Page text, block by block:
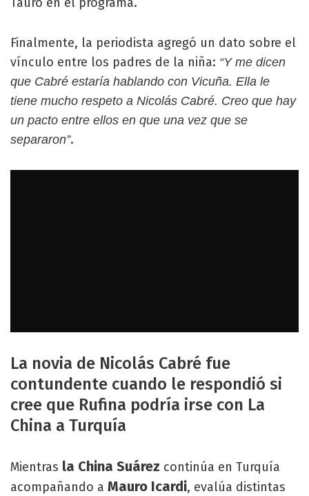
Finalmente, la periodista agregó un dato sobre el
vínculo entre los padres de la niña: “Y me dicen
que Cabré estaría hablando con Vicuña. Ella le
tiene mucho respeto a Nicolás Cabré. Creo que hay
un pacto entre ellos en que una vez que se
separaron”.
La novia de Nicolás Cabré fue
contundente cuando le respondió si
cree que Rufina podría irse con La
China a Turquía
Mientras la China Suárez continúa en Turquía
acompañando a Mauro Icardi, evalúa distintas